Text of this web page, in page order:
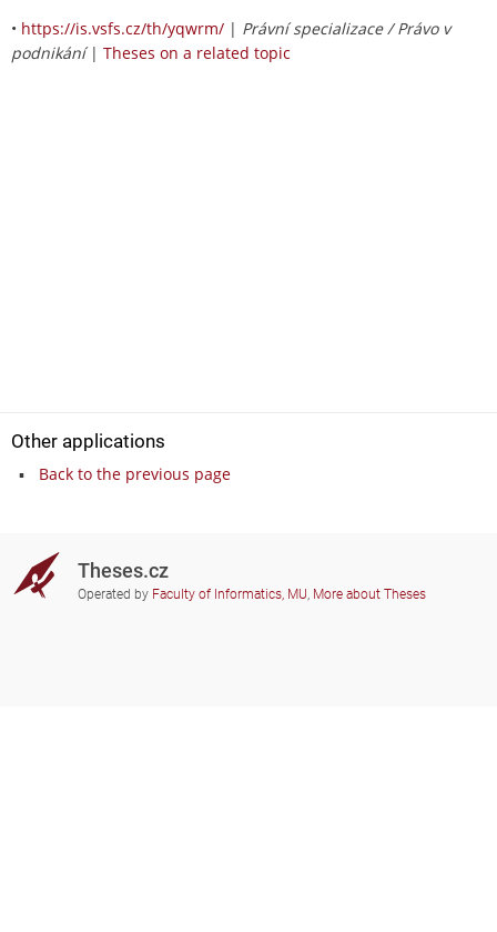
• https://is.vsfs.cz/th/yqwrm/ | Právní specializace / Právo v
podnikání| Theses on a related topic
Other applications
Back to the previous page
Theses.cz
Operated by Faculty of Informatics, MU, More about Theses